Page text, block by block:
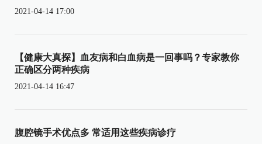
2021-04-14 17:00
【健康大真探】血友病和白血病是一回事吗？专家教你
正确区分两种疾病
2021-04-14 16:47
腹腔镜手术优点多 常适用这些疾病诊疗